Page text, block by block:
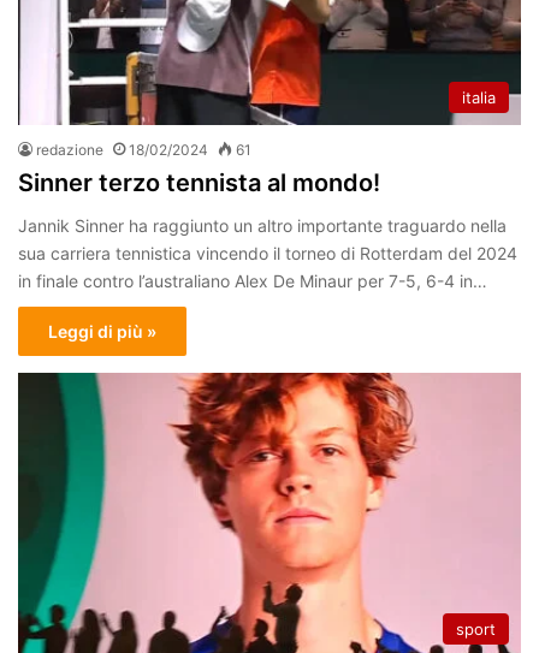
italia
redazione 18/02/2024 61
Sinner terzo tennista al mondo!
Jannik Sinner ha raggiunto un altro importante traguardo nella
sua carriera tennistica vincendo il torneo di Rotterdam del 2024
in finale contro l’australiano Alex De Minaur per 7-5, 6-4 in…
Leggi di più »
sport